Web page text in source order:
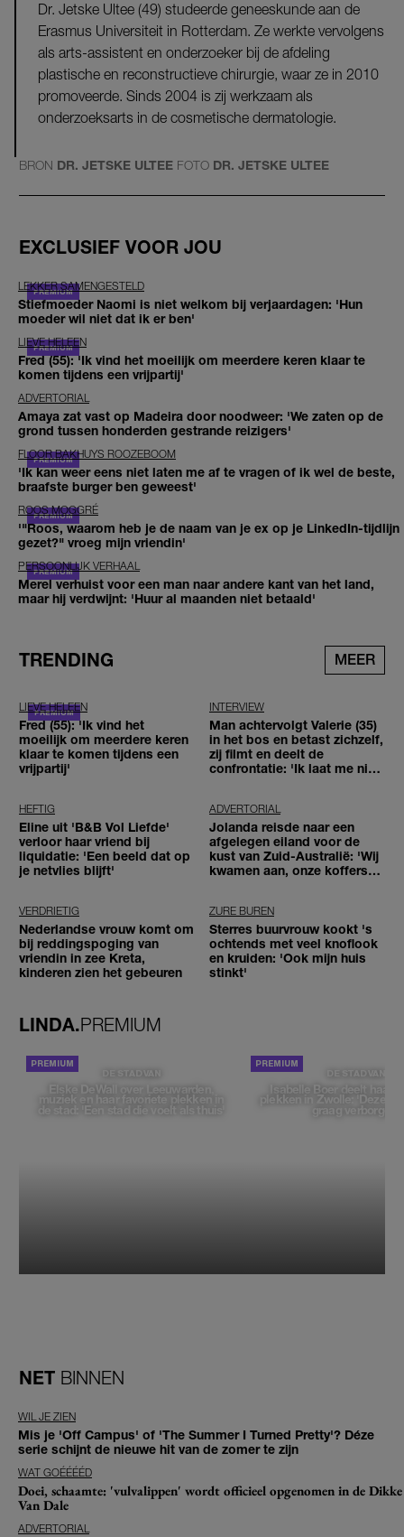
Dr. Jetske Ultee (49) studeerde geneeskunde aan de
Erasmus Universiteit in Rotterdam. Ze werkte vervolgens
als arts-assistent en onderzoeker bij de afdeling
plastische en reconstructieve chirurgie, waar ze in 2010
promoveerde. Sinds 2004 is zij werkzaam als
onderzoeksarts in de cosmetische dermatologie.
BRON DR. JETSKE ULTEE FOTO DR. JETSKE ULTEE
EXCLUSIEF VOOR JOU
LEKKER SAMENGESTELD
Stiefmoeder Naomi is niet welkom bij verjaardagen: 'Hun
moeder wil niet dat ik er ben'
LIEVE HELEEN
Fred (55): 'Ik vind het moeilijk om meerdere keren klaar te
komen tijdens een vrijpartij'
ADVERTORIAL
Amaya zat vast op Madeira door noodweer: 'We zaten op de
grond tussen honderden gestrande reizigers'
FLOOR BAKHUYS ROOZEBOOM
'Ik kan weer eens niet laten me af te vragen of ik wel de beste,
braafste burger ben geweest'
ROOS MOGGRÉ
'"Roos, waarom heb je de naam van je ex op je LinkedIn-tijdlijn
gezet?" vroeg mijn vriendin'
PERSOONLIJK VERHAAL
Merel verhuist voor een man naar andere kant van het land,
maar hij verdwijnt: 'Huur al maanden niet betaald'
TRENDING MEER
LIEVE HELEEN
Fred (55): 'Ik vind het
moeilijk om meerdere keren
klaar te komen tijdens een
vrijpartij'
INTERVIEW
Man achtervolgt Valerie (35)
in het bos en betast zichzelf,
zij filmt en deelt de
confrontatie: 'Ik laat me niet
HEFTIG
Eline uit 'B&B Vol Liefde'
verloor haar vriend bij
liquidatie: 'Een beeld dat op
je netvlies blijft'
ADVERTORIAL
Jolanda reisde naar een
afgelegen eiland voor de
kust van Zuid-Australië: 'Wij
kwamen aan, onze koffers
VERDRIETIG
Nederlandse vrouw komt om
bij reddingspoging van
vriendin in zee Kreta,
kinderen zien het gebeuren
ZURE BUREN
Sterres buurvrouw kookt 's
ochtends met veel knoflook
en kruiden: 'Ook mijn huis
stinkt'
LINDA.PREMIUM
DE STAD VAN
Elske DeWall over Leeuwarden,
muziek en haar favoriete plekken in
de stad: 'Een stad die voelt als thuis'
DE STAD VAN
Isabelle Boer deelt haar
plekken in Zwolle: 'Deze
graag verborgen'
NET BINNEN
WIL JE ZIEN
Mis je 'Off Campus' of 'The Summer I Turned Pretty'? Déze
serie schijnt de nieuwe hit van de zomer te zijn
WAT GOÉÉÉÉD
Doei, schaamte: 'vulvalippen' wordt officieel opgenomen in de Dikke
Van Dale
ADVERTORIAL